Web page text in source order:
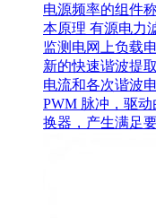
电源频率的组件
本原理 有源电力
监测电网上负载
新的快速谐波提
电流和各次谐波
PWM 脉冲，驱
换器，产生满足